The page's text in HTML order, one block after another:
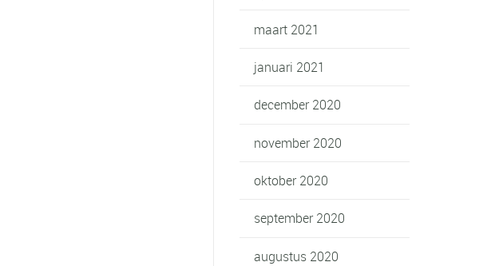
maart 2021
januari 2021
december 2020
november 2020
oktober 2020
september 2020
augustus 2020